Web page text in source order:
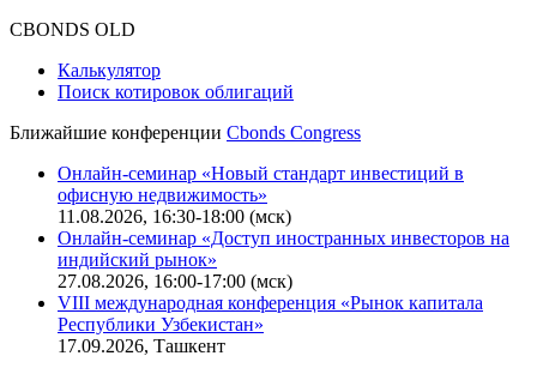
CBONDS OLD
Калькулятор
Поиск котировок облигаций
Ближайшие конференции Cbonds Congress
Онлайн-семинар «Новый стандарт инвестиций в
офисную недвижимость»
11.08.2026, 16:30-18:00 (мск)
Онлайн-семинар «Доступ иностранных инвесторов на
индийский рынок»
27.08.2026, 16:00-17:00 (мск)
VIII международная конференция «Рынок капитала
Республики Узбекистан»
17.09.2026, Ташкент